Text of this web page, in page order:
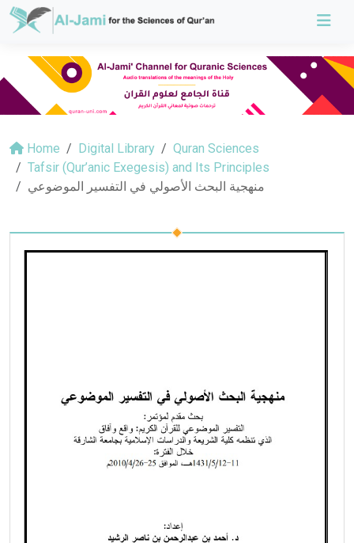
Home Digital Library
Quran Sciences
Tafsir (Qur’anic Exegesis) and Its Principles
منهجية البحث الأصولي في التفسير الموضوعي